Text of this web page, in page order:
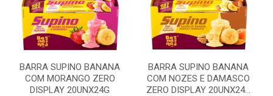
BARRA SUPINO BANANA
COM MORANGO ZERO
DISPLAY 20UNX24G
BARRA SUPINO BANANA
COM NOZES E DAMASCO
ZERO DISPLAY 20UNX24...